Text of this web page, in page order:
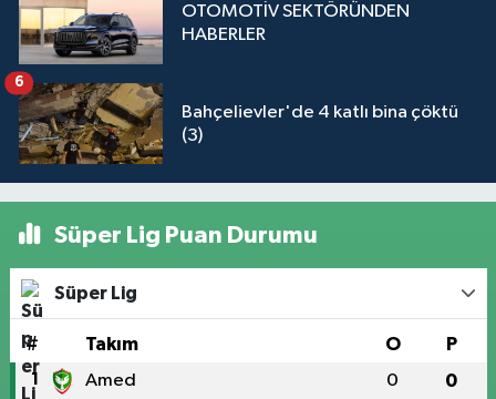
OTOMOTİV SEKTÖRÜNDEN
HABERLER
Bahçelievler'de 4 katlı bina çöktü
(3)
6
Süper Lig Puan Durumu
Süper Lig
# Takım O P
1 Amed 0 0